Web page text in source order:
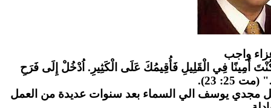
واجب
أَمِينًا فِي الْقَلِيلِ فَأُقِيمُكَ عَلَى الْكَثِيرِ. اُدْخُلْ إِلَى فَرَحِ
25: 23).
مجدي يوسف الي السماء بعد سنوات عديدة من العمل